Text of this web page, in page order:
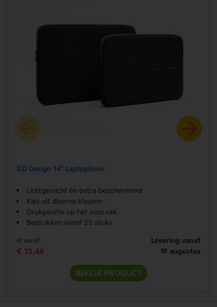
XD Design 14" Laptophoes
Lichtgewicht én extra beschermend
Kies uit diverse kleuren
Drukpositie op het voorvak.
Bedrukken vanaf 25 stuks
Al vanaf
€ 13,46
Levering vanaf
19 augustus
BEKIJK PRODUCT